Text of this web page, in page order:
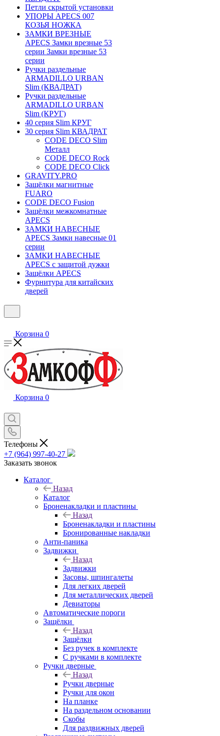
Петли скрытой установки
УПОРЫ APECS 007
КОЗЬЯ НОЖКА
ЗАМКИ ВРЕЗНЫЕ
APECS Замки врезные 53
серии Замки врезные 53
серии
Ручки раздельные
ARMADILLO URBAN
Slim (КВАДРАТ)
Ручки раздельные
ARMADILLO URBAN
Slim (КРУГ)
40 серия Slim КРУГ
30 серия Slim КВАДРАТ
CODE DECO Slim
Металл
CODE DECO Rock
CODE DECO Click
GRAVITY.PRO
Защёлки магнитные
FUARO
CODE DECO Fusion
Защёлки межкомнатные
APECS
ЗАМКИ НАВЕСНЫЕ
APECS Замки навесные 01
серии
ЗАМКИ НАВЕСНЫЕ
APECS с защитой дужки
Защёлки APECS
Фурнитура для китайских
дверей
Корзина 0
Корзина 0
Телефоны
+7 (964) 997-40-27
Заказать звонок
Каталог
Назад
Каталог
Броненакладки и пластины
Назад
Броненакладки и пластины
Бронированные накладки
Анти-паника
Задвижки
Назад
Задвижки
Засовы, шпингалеты
Для легких дверей
Для металлических дверей
Девиаторы
Автоматические пороги
Защёлки
Назад
Защёлки
Без ручек в комплекте
С ручками в комплекте
Ручки дверные
Назад
Ручки дверные
Ручки для окон
На планке
На раздельном основании
Скобы
Для раздвижных дверей